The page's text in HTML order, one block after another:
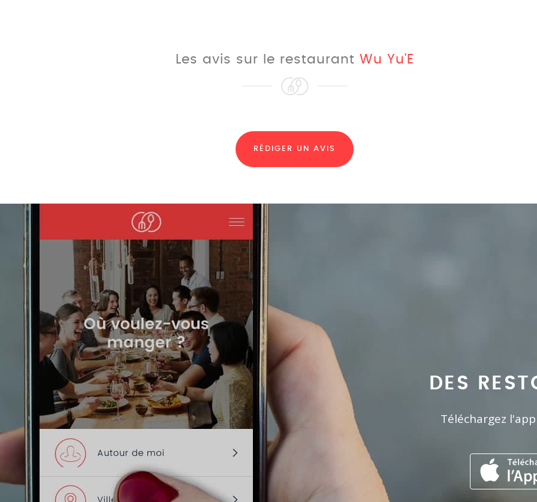
Les avis sur le restaurant Wu Yu'E
RÉDIGER UN AVIS
DES
Téléchargez